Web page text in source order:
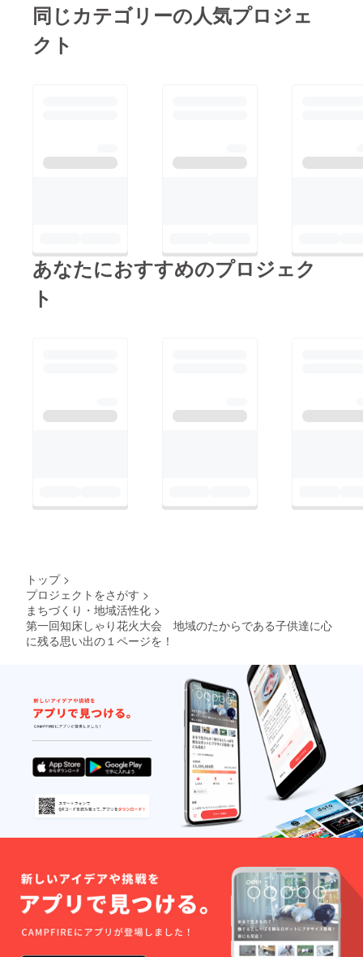
同じカテゴリーの人気プロジェ
クト
あなたにおすすめのプロジェク
ト
トップ >
プロジェクトをさがす >
まちづくり・地域活性化 >
第一回知床しゃり花火大会 地域のたからである子供達に心
に残る思い出の１ページを！